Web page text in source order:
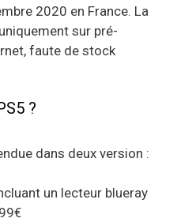
2020 en France. La
sur pré-
faute de stock
?
dans deux version :
un lecteur blueray